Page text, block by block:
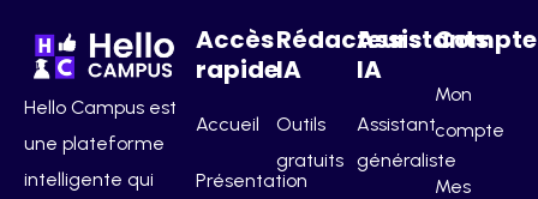
Hello Campus est
une plateforme
intelligente qui
Accès
rapide
Accueil
Présentation
Rédacteurs
IA
Outils
gratuits
Assistants
IA
Assistant
généraliste
Compte
Mon
compte
Mes